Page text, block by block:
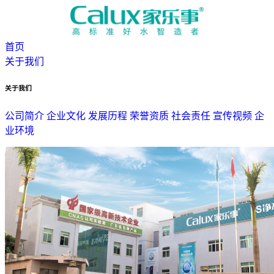
首页
关于我们
关于我们
公司简介 企业文化 发展历程 荣誉资质 社会责任 宣传视频 企
业环境